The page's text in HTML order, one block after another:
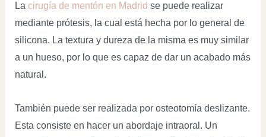
La cirugía de mentón en Madrid se puede realizar
mediante prótesis, la cual está hecha por lo general de
silicona. La textura y dureza de la misma es muy similar
a un hueso, por lo que es capaz de dar un acabado más
natural.
También puede ser realizada por osteotomía deslizante.
Esta consiste en hacer un abordaje intraoral. Un